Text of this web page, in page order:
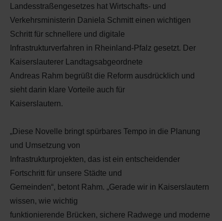
Landesstraßengesetzes hat Wirtschafts- und
Verkehrsministerin Daniela Schmitt einen wichtigen
Schritt für schnellere und digitale
Infrastrukturverfahren in Rheinland-Pfalz gesetzt. Der
Kaiserslauterer Landtagsabgeordnete
Andreas Rahm begrüßt die Reform ausdrücklich und
sieht darin klare Vorteile auch für
Kaiserslautern.
„Diese Novelle bringt spürbares Tempo in die Planung
und Umsetzung von
Infrastrukturprojekten, das ist ein entscheidender
Fortschritt für unsere Städte und
Gemeinden“, betont Rahm. „Gerade wir in Kaiserslautern
wissen, wie wichtig
funktionierende Brücken, sichere Radwege und moderne